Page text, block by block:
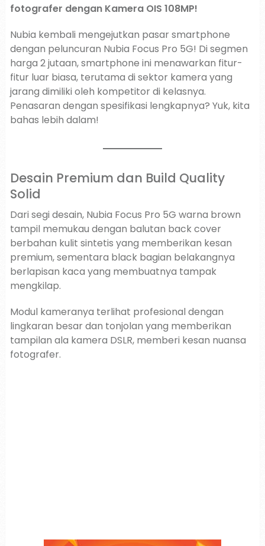
fotografer dengan Kamera OIS 108MP!
Nubia kembali mengejutkan pasar smartphone
dengan peluncuran Nubia Focus Pro 5G! Di segmen
harga 2 jutaan, smartphone ini menawarkan fitur-
fitur luar biasa, terutama di sektor kamera yang
jarang dimiliki oleh kompetitor di kelasnya.
Penasaran dengan spesifikasi lengkapnya? Yuk, kita
bahas lebih dalam!
Desain Premium dan Build Quality
Solid
Dari segi desain, Nubia Focus Pro 5G warna brown
tampil memukau dengan balutan back cover
berbahan kulit sintetis yang memberikan kesan
premium, sementara black bagian belakangnya
berlapisan kaca yang membuatnya tampak
mengkilap.
Modul kameranya terlihat profesional dengan
lingkaran besar dan tonjolan yang memberikan
tampilan ala kamera DSLR, memberi kesan nuansa
fotografer.